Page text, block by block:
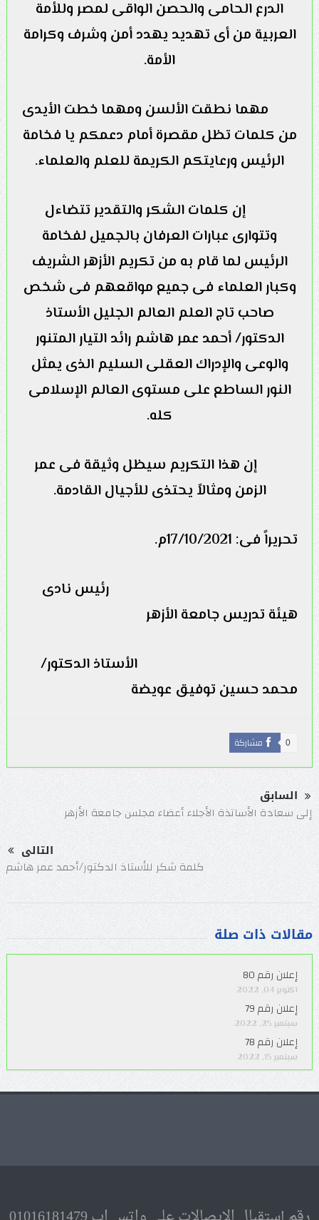
الدرع الحامى والحصن الواقى لمصر وللأمة
العربية من أى تهديد يهدد أمن وشرف وكرامة
الأمة.
مهما نطقت الألسن ومهما خطت الأيدى
من كلمات تظل مقصرة أمام دعمكم يا فخامة
الرئيس ورعايتكم الكريمة للعلم والعلماء.
إن كلمات الشكر والتقدير تتضاءل
وتتوارى عبارات العرفان بالجميل لفخامة
الرئيس لما قام به من تكريم الأزهر الشريف
وكبار العلماء فى جميع مواقعهم فى شخص
صاحب تاج العلم العالم الجليل الأستاذ
الدكتور/ أحمد عمر هاشم رائد التيار المتنور
والوعى والإدراك العقلى السليم الذى يمثل
النور الساطع على مستوى العالم الإسلامى
كله.
إن هذا التكريم سيظل وثيقة فى عمر
الزمن ومثالاً يحتذى للأجيال القادمة.
تحريراً فى: 17/10/2021م.
رئيس نادى
هيئة تدريس جامعة الأزهر
الأستاذ الدكتور/
محمد حسين توفيق عويضة
مشاركة 0
السابق
إلى سعادة الأساتذة الأجلاء أعضاء مجلس جامعة الأزهر
التالى
كلمة شكر للأستاذ الدكتور/أحمد عمر هاشم
مقالات ذات صلة
إعلان رقم 80
أكتوبر 04, 2022
إعلان رقم 79
سبتمبر 25, 2022
إعلان رقم 78
سبتمبر 15, 2022